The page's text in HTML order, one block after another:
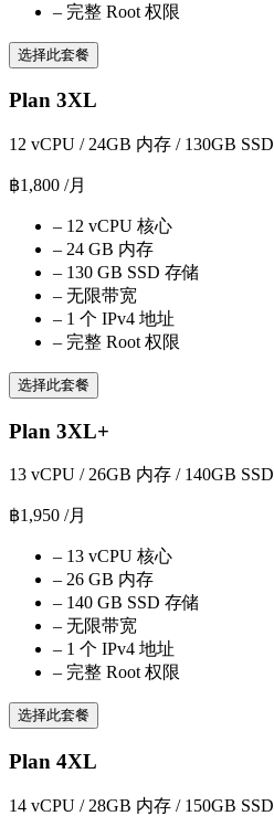
– 完整 Root 权限
选择此套餐
Plan 3XL
12 vCPU / 24GB 内存 / 130GB SSD
฿1,800 /月
– 12 vCPU 核心
– 24 GB 内存
– 130 GB SSD 存储
– 无限带宽
– 1 个 IPv4 地址
– 完整 Root 权限
选择此套餐
Plan 3XL+
13 vCPU / 26GB 内存 / 140GB SSD
฿1,950 /月
– 13 vCPU 核心
– 26 GB 内存
– 140 GB SSD 存储
– 无限带宽
– 1 个 IPv4 地址
– 完整 Root 权限
选择此套餐
Plan 4XL
14 vCPU / 28GB 内存 / 150GB SSD